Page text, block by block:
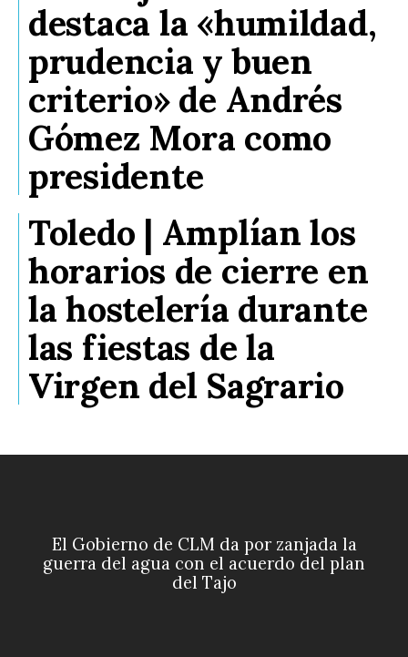
destaca la «humildad,
prudencia y buen
criterio» de Andrés
Gómez Mora como
presidente
Toledo | Amplían los
horarios de cierre en
la hostelería durante
las fiestas de la
Virgen del Sagrario
El Gobierno de CLM da por zanjada la
guerra del agua con el acuerdo del plan
del Tajo